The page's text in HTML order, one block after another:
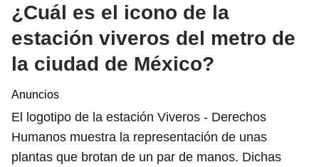
¿Cuál es el icono de la
estación viveros del metro de
la ciudad de México?
Anuncios
El logotipo de la estación Viveros - Derechos
Humanos muestra la representación de unas
plantas que brotan de un par de manos. Dichas